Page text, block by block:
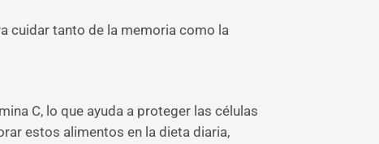
cuidar tanto de la memoria como la
C, lo que ayuda a proteger las células
estos alimentos en la dieta diaria,